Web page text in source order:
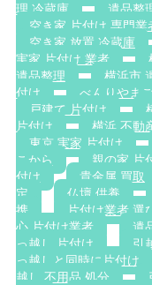
理 冷蔵庫
遺品整
空き家 片付け 専門業
空き家 放置 冷蔵庫
実家 片付け 業者
遺品整理
横浜市
付け
べんりやま
戸建て 片付け
片付け
横浜 不動
東京 実家 片付け
こから
親の家 片
付け
貴金属 買取
定
仏壇 供養
携
片付け業者 選
心 片付け業者
遺
っ越し 片付け
引
っ越しと同時に片付け
越し 不用品 処分